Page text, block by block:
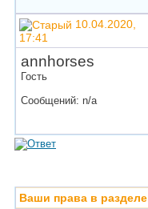
10.04.2020,
17:41
annhorses
Гость
Сообщений: n/a
Ваши права в разделе